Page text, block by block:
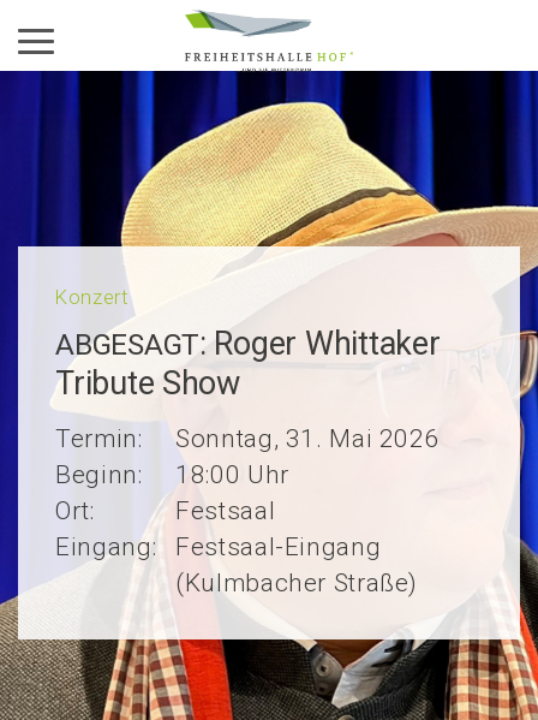
Aktiviere das Menü
Konzert
ABGESAGT: Roger Whittaker
Tribu­te Show
Termin:
Sonntag, 31. Mai 2026
Beginn:
18:00 Uhr
Ort:
Festsaal
Eingang:
Festsaal-Eingang
(Kulmbacher Straße)